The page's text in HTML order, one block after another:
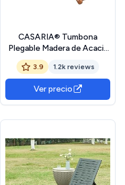
CASARIA® Tumbona
Plegable Madera de Acacia
Carga 160KG Silla Jardín
Playa Transpirable
Ajustable Beige
3.9 1.2k reviews
Ver precio